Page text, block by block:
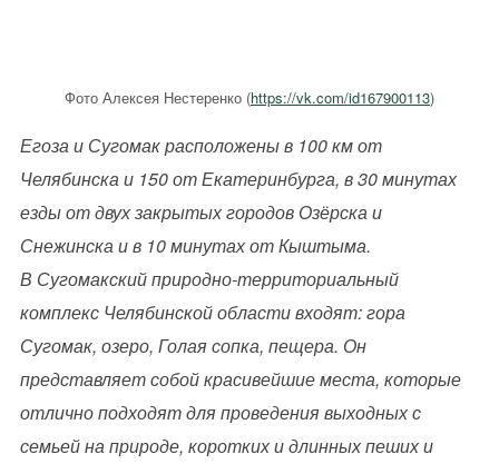
Фото Алексея Нестеренко (https://vk.com/id167900113)
Егоза и Сугомак расположены в 100 км от
Челябинска и 150 от Екатеринбурга, в 30 минутах
езды от двух закрытых городов Озёрска и
Снежинска и в 10 минутах от Кыштыма.
В Сугомакский природно-территориальный
комплекс Челябинской области входят: гора
Сугомак, озеро, Голая сопка, пещера. Он
представляет собой красивейшие места, которые
отлично подходят для проведения выходных с
семьей на природе, коротких и длинных пеших и